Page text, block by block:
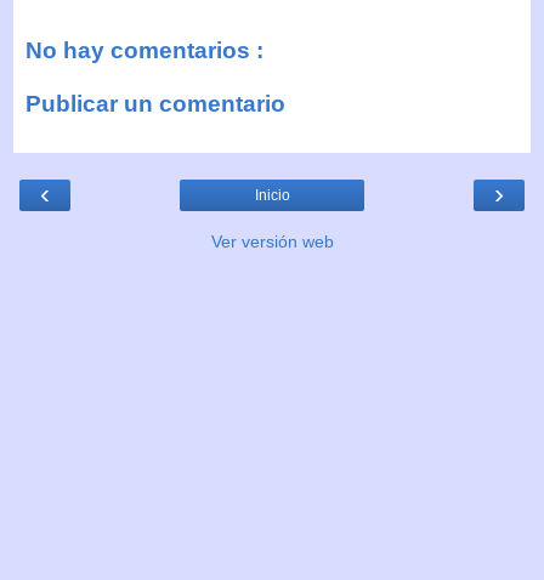
No hay comentarios :
Publicar un comentario
‹ ›
Inicio
Ver versión web